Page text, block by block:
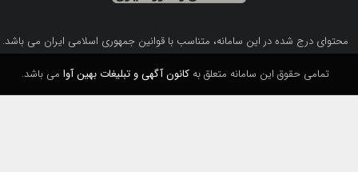
محتوای درج شده در این سامانه، متناسب با قوانین جمهوری اسلامی ایران می باشد.
تمامی حقوق این سامانه متعلق بهکانون آگهی و تبلیغات بهین آوامی باشد.